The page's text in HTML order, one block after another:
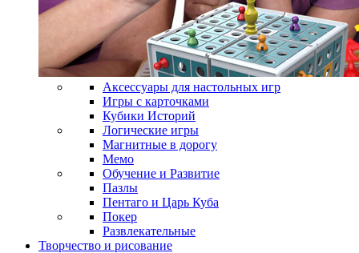
Аксессуары для настольных игр
Игры с карточками
Кубики Историй
Логические игры
Магнитные в дорогу
Мемо
Обучение и Развитие
Пазлы
Пентаго и Царь Куба
Покер
Развлекательные
Творчество и рисование